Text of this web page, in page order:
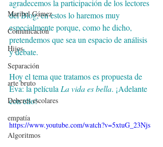
Maribel Gámez
Comunicación
Hijos
Separación
arte bruto
Deberes escolares
empatía
Algoritmos
agradecemos la participación de los lectores
del Blog, en estos lo haremos muy
especialmente porque, como he dicho,
pretendemos que sea un espacio de análisis
y debate.
Hoy el tema que tratamos es propuesta de
Eva: la película La vida es bella. ¡Adelante
con ello!
https://www.youtube.com/watch?v=5xtuG_23Njs